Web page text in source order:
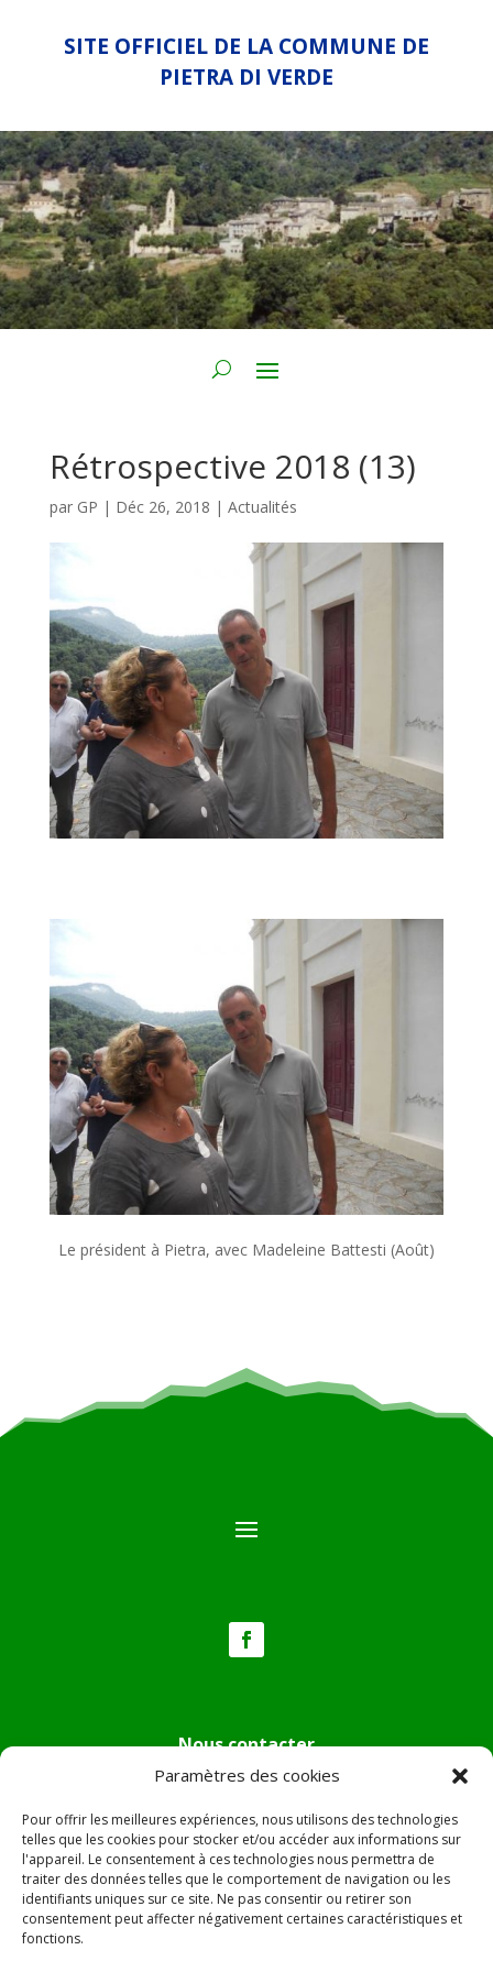
Paramètres des cookies
Pour offrir les meilleures expériences, nous utilisons des technologies
telles que les cookies pour stocker et/ou accéder aux informations sur
l'appareil. Le consentement à ces technologies nous permettra de
traiter des données telles que le comportement de navigation ou les
identifiants uniques sur ce site. Ne pas consentir ou retirer son
consentement peut affecter négativement certaines caractéristiques et
fonctions.
SITE OFFICIEL DE LA COMMUNE DE
PIETRA DI VERDE
Rétrospective 2018 (13)
par GP | Déc 26, 2018 | Actualités
Le président à Pietra, avec Madeleine Battesti (Août)
Nous contacter
Tél :04.95.36.24.02
Mail:
mairie.pietradiverde@wanadoo.fr
Adresse :Hôtel de ville de Pietra di Verde
Le village
20230 Pietra di Verde